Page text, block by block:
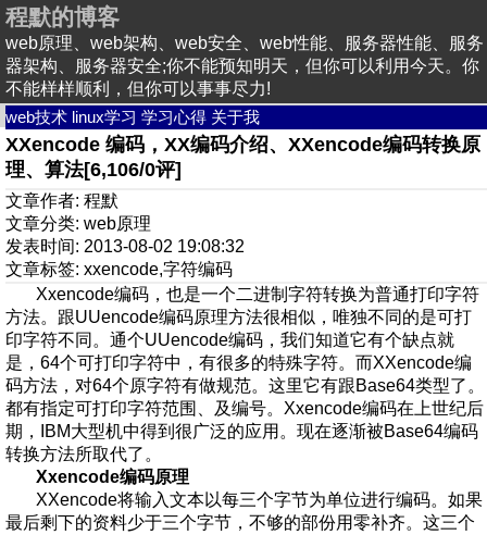
程默的博客
web原理、web架构、web安全、web性能、服务器性能、服务
器架构、服务器安全;你不能预知明天，但你可以利用今天。你
不能样样顺利，但你可以事事尽力!
web技术 linux学习 学习心得 关于我
XXencode 编码，XX编码介绍、XXencode编码转换原
理、算法[6,106/0评]
文章作者: 程默
文章分类: web原理
发表时间: 2013-08-02 19:08:32
文章标签: xxencode,字符编码
Xxencode编码，也是一个二进制字符转换为普通打印字符
方法。跟UUencode编码原理方法很相似，唯独不同的是可打
印字符不同。通个UUencode编码，我们知道它有个缺点就
是，64个可打印字符中，有很多的特殊字符。而XXencode编
码方法，对64个原字符有做规范。这里它有跟Base64类型了。
都有指定可打印字符范围、及编号。Xxencode编码在上世纪后
期，IBM大型机中得到很广泛的应用。现在逐渐被Base64编码
转换方法所取代了。
Xxencode编码原理
XXencode将输入文本以每三个字节为单位进行编码。如果
最后剩下的资料少于三个字节，不够的部份用零补齐。这三个